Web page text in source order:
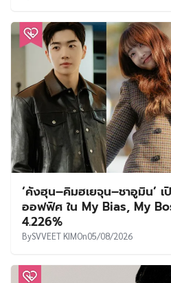
‘คังฮุน–คิมฮเยจุน–ชาอูมิน’
ออฟฟิศ ใน My Bias, My
4.226%
BySVVEET KIMOn05/08/2026